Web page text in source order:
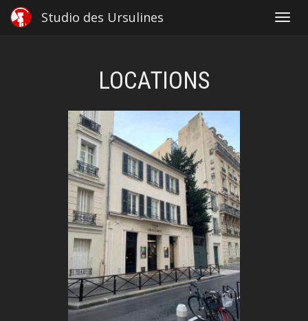
Studio des Ursulines
LOCATIONS